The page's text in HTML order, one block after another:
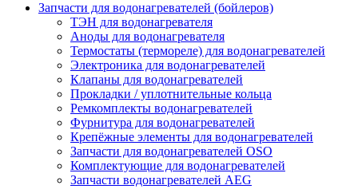
Запчасти для водонагревателей (бойлеров)
ТЭН для водонагревателя
Аноды для водонагревателя
Термостаты (термореле) для водонагревателей
Электроника для водонагревателей
Клапаны для водонагревателей
Прокладки / уплотнительные кольца
Ремкомплекты водонагревателей
Фурнитура для водонагревателей
Крепёжные элементы для водонагревателей
Запчасти для водонагревателей OSO
Комплектующие для водонагревателей
Запчасти водонагревателей AEG